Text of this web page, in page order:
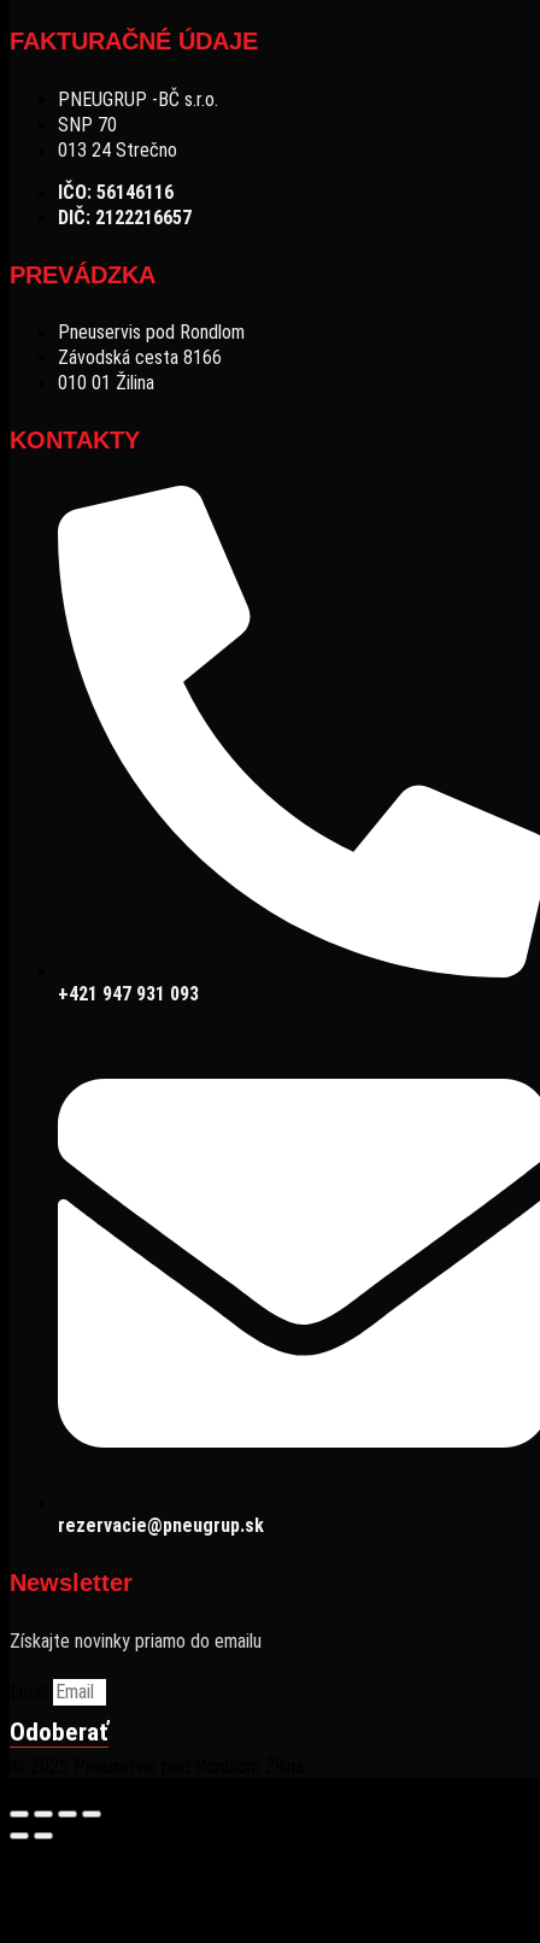
FAKTURAČNÉ ÚDAJE
PNEUGRUP -BČ s.r.o.
SNP 70
013 24 Strečno
IČO: 56146116
DIČ: 2122216657
PREVÁDZKA
Pneuservis pod Rondlom
Závodská cesta 8166
010 01 Žilina
KONTAKTY
+421 947 931 093
rezervacie@pneugrup.sk
Newsletter
Získajte novinky priamo do emailu
Odoberať